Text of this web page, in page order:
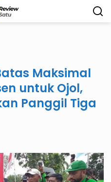
Maksimal
untuk Ojol,
Panggil Tiga